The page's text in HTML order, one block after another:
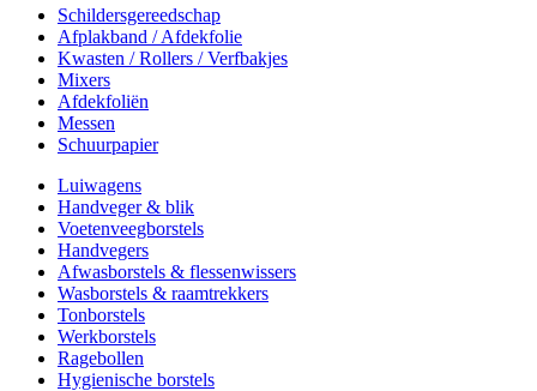
Schildersgereedschap
Afplakband / Afdekfolie
Kwasten / Rollers / Verfbakjes
Mixers
Afdekfoliën
Messen
Schuurpapier
Luiwagens
Handveger & blik
Voetenveegborstels
Handvegers
Afwasborstels & flessenwissers
Wasborstels & raamtrekkers
Tonborstels
Werkborstels
Ragebollen
Hygienische borstels